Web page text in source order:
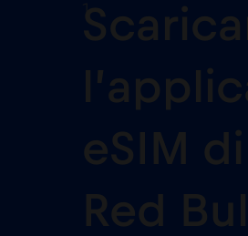
1
eSIM di
Red Bull